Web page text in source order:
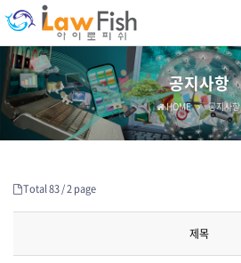
공지사항
HOME 공지사항
Total 83 /2 page
제목